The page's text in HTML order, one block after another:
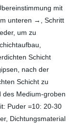
mit
unteren →, Schritt
um zu
Schicht
nach der
Schicht zu
des Medium-groben
Puder =10: 20-30
Dichtungsmaterial